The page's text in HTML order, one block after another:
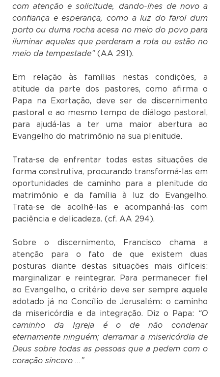
com atenção e solicitude, dando-lhes de novo a
confiança e esperança, como a luz do farol dum
porto ou duma rocha acesa no meio do povo para
iluminar aqueles que perderam a rota ou estão no
meio da tempestade”(AA 291).
Em relação às famílias nestas condições, a
atitude da parte dos pastores, como afirma o
Papa na Exortação, deve ser de discernimento
pastoral e ao mesmo tempo de diálogo pastoral,
para ajudá-las a ter uma maior abertura ao
Evangelho do matrimônio na sua plenitude.
Trata-se de enfrentar todas estas situações de
forma construtiva, procurando transformá-las em
oportunidades de caminho para a plenitude do
matrimônio e da família à luz do Evangelho.
Trata-se de acolhê-las e acompanhá-las com
paciência e delicadeza. (cf. AA 294).
Sobre o discernimento, Francisco chama a
atenção para o fato de que existem duas
posturas diante destas situações mais difíceis:
marginalizar e reintegrar. Para permanecer fiel
ao Evangelho, o critério deve ser sempre aquele
adotado já no Concílio de Jerusalém: o caminho
da misericórdia e da integração. Diz o Papa: “O
caminho da Igreja é o de não condenar
eternamente ninguém; derramar a misericórdia de
Deus sobre todas as pessoas que a pedem com o
coração sincero …”